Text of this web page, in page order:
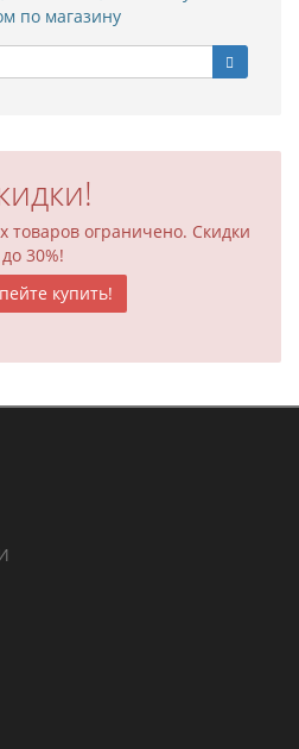
по магазину
товаров ограничено. Скидки
до 30%!
купить!